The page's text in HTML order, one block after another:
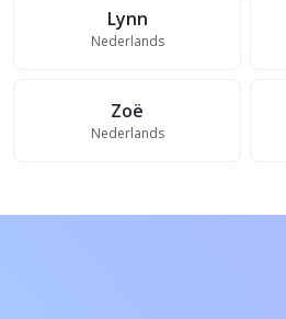
Lynn
Nederlands
Zoë
Nederlands